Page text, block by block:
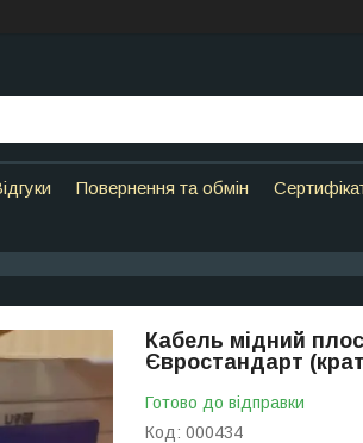
Повернення та обмін
Кабель мідний
Євростандарт
Готово до відправки
Код: 000434